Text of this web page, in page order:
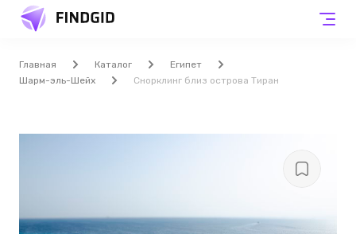
Главная Каталог
Египет
Шарм-эль-Шейх
Снорклинг близ острова Тиран